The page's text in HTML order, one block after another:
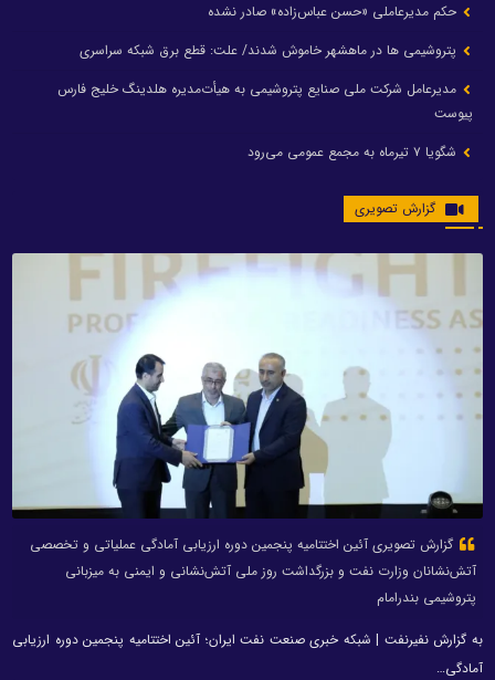
حکم مدیرعاملی «حسن عباس‌زاده» صادر نشده
پتروشیمی ها در ماهشهر خاموش شدند/ علت: قطع برق شبکه سراسری
مدیرعامل شرکت ملی صنایع پتروشیمی به هیأت‌مدیره هلدینگ خلیج فارس
پیوست
شگویا ۷ تیرماه به مجمع عمومی می‌رود
گزارش تصویری
گزارش تصویری آئین اختتامیه پنجمین دوره ارزیابی آمادگی عملیاتی و تخصصی
آتش‌نشانان وزارت نفت و بزرگداشت روز ملی آتش‌نشانی و ایمنی به میزبانی
پتروشیمی بندرامام
به گزارش نفیرنفت | شبکه خبری صنعت نفت ایران؛ آئین اختتامیه پنجمین دوره ارزیابی
آمادگی…